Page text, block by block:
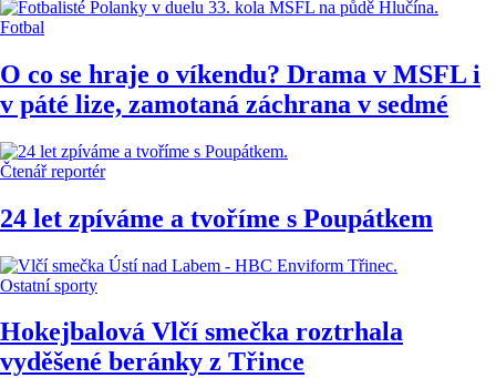
Fotbal
O co se hraje o víkendu? Drama v MSFL i
v páté lize, zamotaná záchrana v sedmé
Čtenář reportér
24 let zpíváme a tvoříme s Poupátkem
Ostatní sporty
Hokejbalová Vlčí smečka roztrhala
vyděšené beránky z Třince